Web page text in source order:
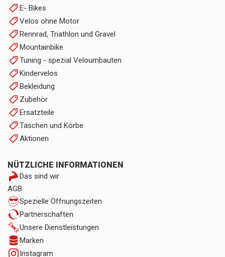
E- Bikes
Velos ohne Motor
Rennrad, Triathlon und Gravel
Mountainbike
Tuning - spezial Veloumbauten
Kindervelos
Bekleidung
Zubehör
Ersatzteile
Taschen und Körbe
Aktionen
NÜTZLICHE INFORMATIONEN
Das sind wir
AGB
Spezielle Öffnungszeiten
Partnerschaften
Unsere Dienstleistungen
Marken
Instagram